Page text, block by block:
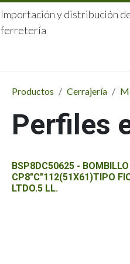
Importación y distribución
ferretería
Productos Cerrajería
Perfiles
BSP8DC50625 - BOMBILLO
CP8"C"112(51X61)TIPO
LTDO.5 LL.